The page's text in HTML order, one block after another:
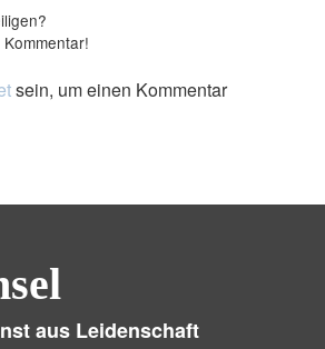
sein, um einen Kommentar
aus Leidenschaft